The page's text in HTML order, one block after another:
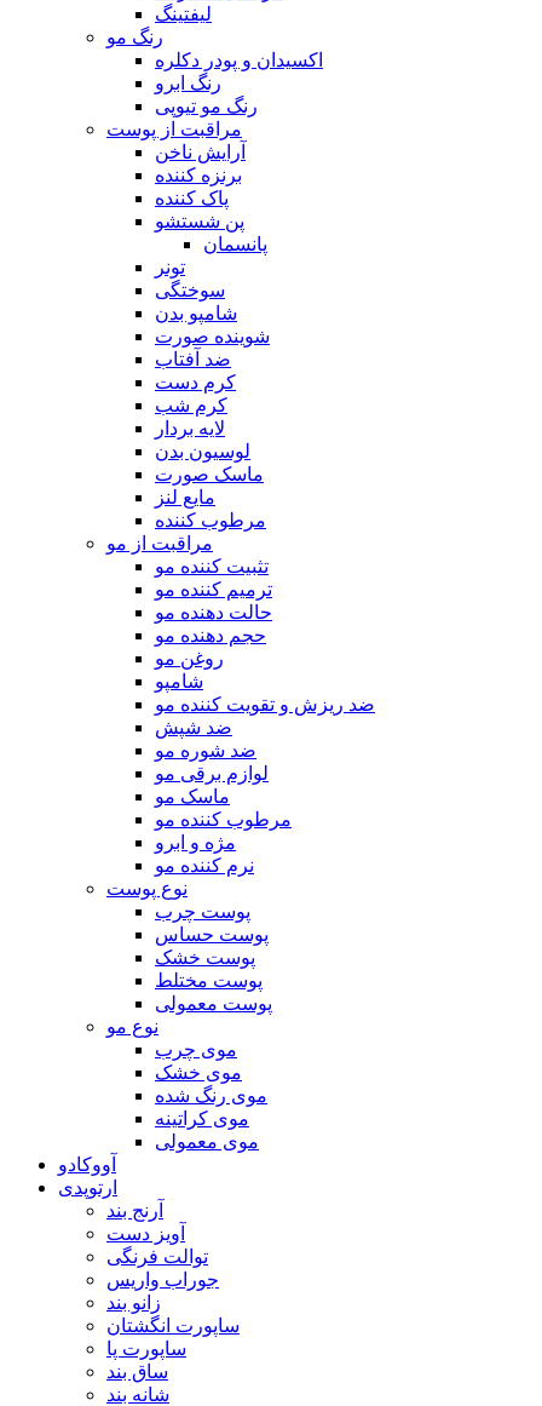
لیفتینگ
رنگ مو
اکسیدان و پودر دکلره
رنگ ابرو
رنگ مو تیوپی
مراقبت از پوست
آرایش ناخن
برنزه کننده
پاک کننده
پن شستشو
پانسمان
تونر
سوختگی
شامپو بدن
شوینده صورت
ضد آفتاب
کرم دست
کرم شب
لایه بردار
لوسیون بدن
ماسک صورت
مایع لنز
مرطوب کننده
مراقبت از مو
تثبیت کننده مو
ترمیم کننده مو
حالت دهنده مو
حجم دهنده مو
روغن مو
شامپو
ضد ریزش و تقویت کننده مو
ضد شپش
ضد شوره مو
لوازم برقی مو
ماسک مو
مرطوب کننده مو
مژه و ابرو
نرم کننده مو
نوع پوست
پوست چرب
پوست حساس
پوست خشک
پوست مختلط
پوست معمولی
نوع مو
موی چرب
موی خشک
موی رنگ شده
موی کراتینه
موی معمولی
آووکادو
ارتوپدی
آرنج بند
آویز دست
توالت فرنگی
جوراب واریس
زانو بند
ساپورت انگشتان
ساپورت پا
ساق بند
شانه بند